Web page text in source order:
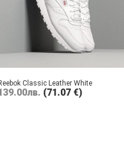
Classic Leather White
лв. (71.07 €)